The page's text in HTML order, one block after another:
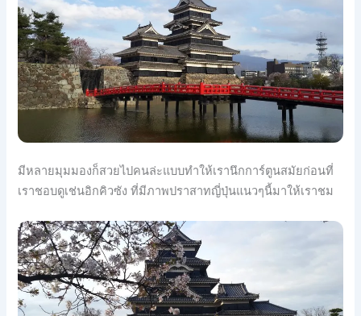
มีหลายมุมมองก็สวยไปคนล่ะแบบทำให้เรานึกการ์ตูนสมัยก่อนที่
เราชอบดูเช่นอิกคิวซัง ที่มีภาพปราสาทญี่ปุ่นแนวๆนี้มาให้เราชม